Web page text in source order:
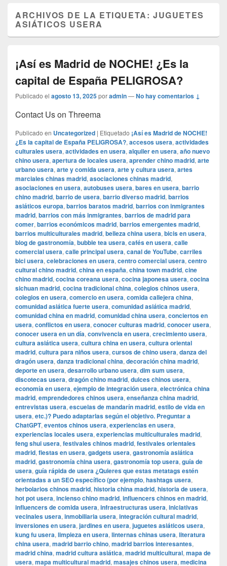
ARCHIVOS DE LA ETIQUETA:JUGUETES
ASIÁTICOS USERA
¡Así es Madrid de NOCHE! ¿Es la
capital de España PELIGROSA?
Publicado el agosto 13, 2025poradmin—No hay comentarios ↓
Contact Us on Threema
Publicado en Uncategorized | Etiquetado ¡Así es Madrid de NOCHE!
¿Es la capital de España PELIGROSA?, accesos usera, actividades
culturales usera, actividades en usera, alquiler en usera, año nuevo
chino usera, apertura de locales usera, aprender chino madrid, arte
urbano usera, arte y comida usera, arte y cultura usera, artes
marciales chinas madrid, asociaciones chinas madrid,
asociaciones en usera, autobuses usera, bares en usera, barrio
chino madrid, barrio de usera, barrio diverso madrid, barrios
asiáticos europa, barrios baratos madrid, barrios con inmigrantes
madrid, barrios con más inmigrantes, barrios de madrid para
comer, barrios económicos madrid, barrios emergentes madrid,
barrios multiculturales madrid, belleza china usera, bicis en usera,
blog de gastronomía, bubble tea usera, cafés en usera, calle
comercial usera, calle principal usera, canal de YouTube, carriles
bici usera, celebraciones en usera, centro comercial usera, centro
cultural chino madrid, china en españa, china town madrid, cine
chino madrid, cocina coreana usera, cocina japonesa usera, cocina
sichuan madrid, cocina tradicional china, colegios chinos usera,
colegios en usera, comercio en usera, comida callejera china,
comunidad asiática fuerte usera, comunidad asiática madrid,
comunidad china en madrid, comunidad china usera, conciertos en
usera, conflictos en usera, conocer culturas madrid, conocer usera,
conocer usera en un día, convivencia en usera, crecimiento usera,
cultura asiática usera, cultura china en usera, cultura oriental
madrid, cultura para niños usera, cursos de chino usera, danza del
dragón usera, danza tradicional china, decoración china madrid,
deporte en usera, desarrollo urbano usera, dim sum usera,
discotecas usera, dragón chino madrid, dulces chinos usera,
economía en usera, ejemplo de integración usera, electrónica china
madrid, emprendedores chinos usera, enseñanza china madrid,
entrevistas usera, escuelas de mandarín madrid, estilo de vida en
usera, etc.)? Puedo adaptarlas según el objetivo. Preguntar a
ChatGPT, eventos chinos usera, experiencias en usera,
experiencias locales usera, experiencias multiculturales madrid,
feng shui usera, festivales chinos madrid, festivales orientales
madrid, fiestas en usera, gadgets usera, gastronomía asiática
madrid, gastronomía china usera, gastronomía top usera, guía de
usera, guía rápida de usera ¿Quieres que estas metatags estén
orientadas a un SEO específico (por ejemplo, hashtags usera,
herbolarios chinos madrid, historia china madrid, historia de usera,
hot pot usera, incienso chino madrid, influencers chinos en madrid,
influencers de comida usera, infraestructuras usera, iniciativas
vecinales usera, inmobiliaria usera, integración cultural madrid,
inversiones en usera, jardines en usera, juguetes asiáticos usera,
kung fu usera, limpieza en usera, linternas chinas usera, literatura
china usera, madrid barrio chino, madrid barrios interesantes,
madrid china, madrid cultura asiática, madrid multicultural, mapa de
usera, mapa multicultural madrid, masajes chinos usera, medicina